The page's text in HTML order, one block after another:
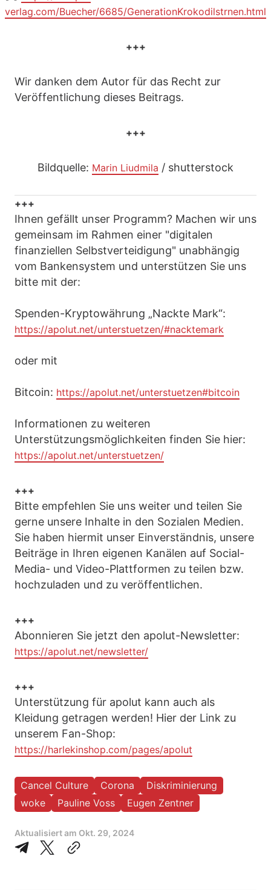
verlag.com/Buecher/6685/GenerationKrokodilstrnen.html
+++
Wir danken dem Autor für das Recht zur
Veröffentlichung dieses Beitrags.
+++
Bildquelle: Marin Liudmila / shutterstock
+++
Ihnen gefällt unser Programm? Machen wir uns
gemeinsam im Rahmen einer "digitalen
finanziellen Selbstverteidigung" unabhängig
vom Bankensystem und unterstützen Sie uns
bitte mit der:
Spenden-Kryptowährung „Nackte Mark“:
https://apolut.net/unterstuetzen/#nacktemark
oder mit
Bitcoin: https://apolut.net/unterstuetzen#bitcoin
Informationen zu weiteren
Unterstützungsmöglichkeiten finden Sie hier:
https://apolut.net/unterstuetzen/
+++
Bitte empfehlen Sie uns weiter und teilen Sie
gerne unsere Inhalte in den Sozialen Medien.
Sie haben hiermit unser Einverständnis, unsere
Beiträge in Ihren eigenen Kanälen auf Social-
Media- und Video-Plattformen zu teilen bzw.
hochzuladen und zu veröffentlichen.
+++
Abonnieren Sie jetzt den apolut-Newsletter:
https://apolut.net/newsletter/
+++
Unterstützung für apolut kann auch als
Kleidung getragen werden! Hier der Link zu
unserem Fan-Shop:
https://harlekinshop.com/pages/apolut
Cancel Culture Corona
Diskriminierung
woke
Pauline Voss Eugen Zentner
Aktualisiert am Okt. 29, 2024